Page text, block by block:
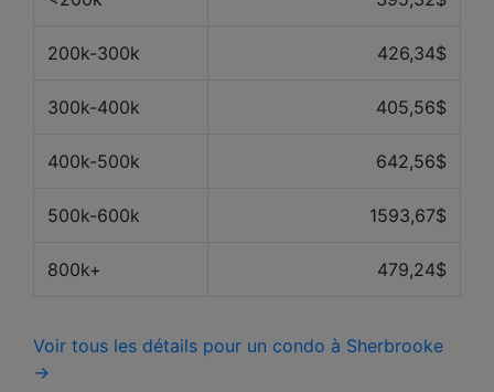
200k-300k 426,34$
300k-400k 405,56$
400k-500k 642,56$
500k-600k 1593,67$
800k+ 479,24$
Voir tous les détails pour un condo à Sherbrooke
→